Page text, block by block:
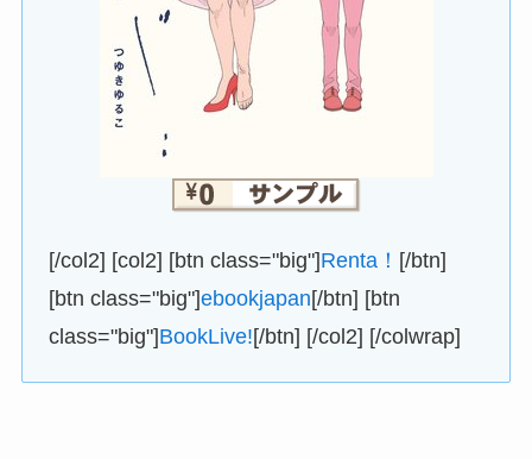
[/col2] [col2] [btn class="big"]Renta！ [/btn]
[btn class="big"]ebookjapan[/btn] [btn
class="big"]BookLive![/btn] [/col2] [/colwrap]